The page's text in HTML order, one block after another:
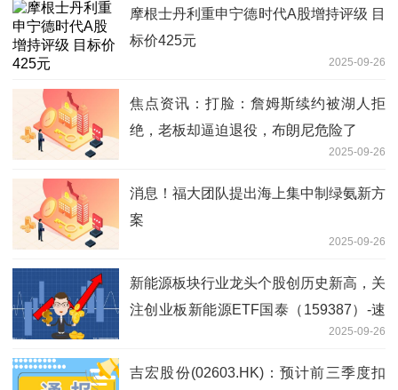
摩根士丹利重申宁德时代A股增持评级 目
标价425元
2025-09-26
焦点资讯：打脸：詹姆斯续约被湖人拒
绝，老板却逼迫退役，布朗尼危险了
2025-09-26
消息！福大团队提出海上集中制绿氨新方
案
2025-09-26
新能源板块行业龙头个股创历史新高，关
注创业板新能源ETF国泰（159387）-速
2025-09-26
吉宏股份(02603.HK)：预计前三季度扣